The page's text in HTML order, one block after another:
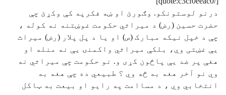
درنو لوستونکو. وګورئ او ښه فکرپه کې وکړئ چې
حضرت حسين (رض) د ميراثي حکومت غوښتنه نه کوله ،
چې د خپل نيکه مبارک (ص) او يا د پل پلار (رض) ميراث
يې غښتی وي، بلکې ميراثي واکمنۍ يې نه منله او
هغې پر ضد يې پاڅون کړی و. نو حکومت چې ميراثي نه
وي نو آخر هغه به څه وي ؟ طبيعي ده چې هغه به
انتخابي وي ، د مساامت په رايو او بيعت به ټاکل